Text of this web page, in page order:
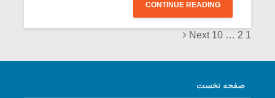
CONTINUE READING
Posts
1
2
…
10
Next
صفحه نخست